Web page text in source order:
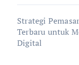
Strategi
Terbaru untuk
Digital